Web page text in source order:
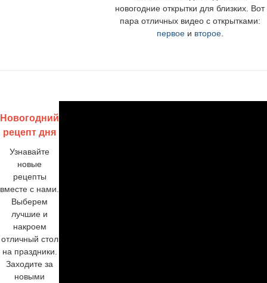
новогодние открытки для близких. Вот
пара отличных видео с открытками:
первоеи второе.
Новогодний
рецепт дня
Узнавайте
новые
рецепты
вместе с нами.
Выберем
лучшие и
накроем
отличный стол
на праздники.
Заходите за
новыми